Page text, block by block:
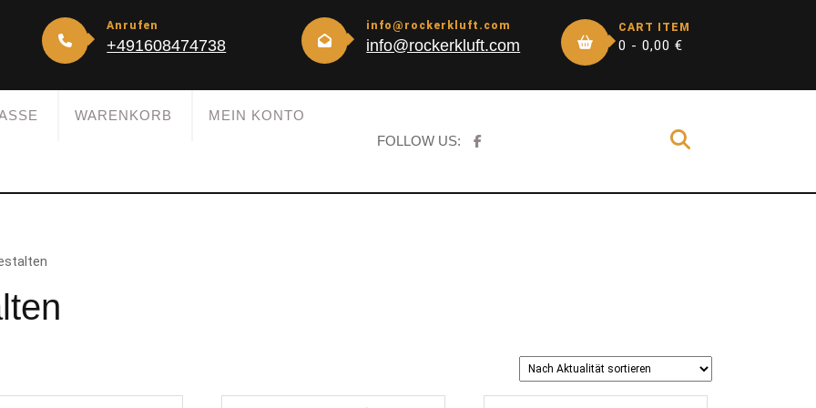
Anrufen
+491608474738
info@rockerkluft.com
info@rockerkluft.com
CART ITEM
0 -0,00€
WARENKORB MEIN KONTO
FOLLOW US: